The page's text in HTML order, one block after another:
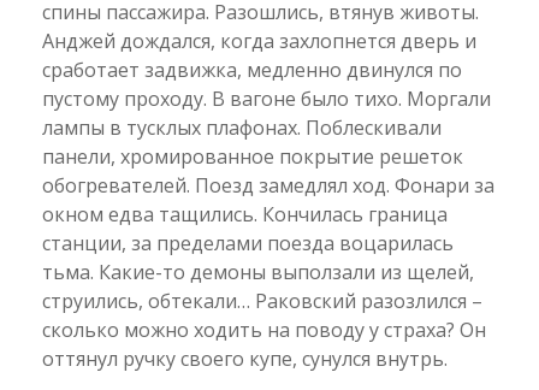
спины пассажира. Разошлись, втянув животы.
Анджей дождался, когда захлопнется дверь и
сработает задвижка, медленно двинулся по
пустому проходу. В вагоне было тихо. Моргали
лампы в тусклых плафонах. Поблескивали
панели, хромированное покрытие решеток
обогревателей. Поезд замедлял ход. Фонари за
окном едва тащились. Кончилась граница
станции, за пределами поезда воцарилась
тьма. Какие-то демоны выползали из щелей,
струились, обтекали… Раковский разозлился –
сколько можно ходить на поводу у страха? Он
оттянул ручку своего купе, сунулся внутрь.